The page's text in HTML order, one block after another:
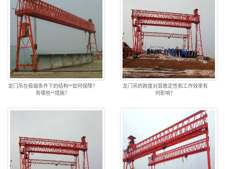
龙门吊在极端条件下的结构**如何保障？
有哪些**措施？
龙门吊的跨度对其稳定性和工作效率有
何影响？